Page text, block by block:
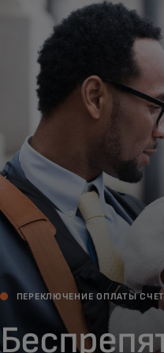
Для вас
Для бизнеса
Для всего мира
Для новаторов
Новости и
ПЕРЕКЛЮЧЕНИЕ ОПЛАТЫ